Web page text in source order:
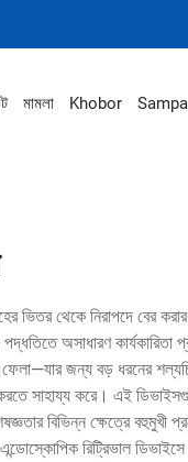
মামলা Khobor
ভিতর থেকে নিরাপদে বের
অসাধারণ কার্যকারিতা
ফেলা—যার জন্য বড় ধরনের
সাহায্য করে। এই
বিভিন্ন ক্ষেত্রে
রিট্রিভাল ডিভাইসে